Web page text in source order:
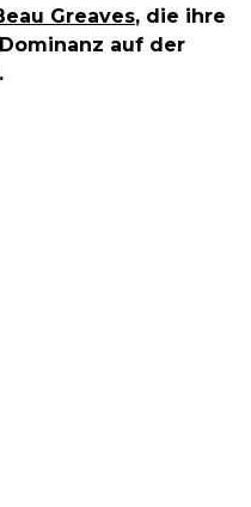
Greaves, die ihre
auf der